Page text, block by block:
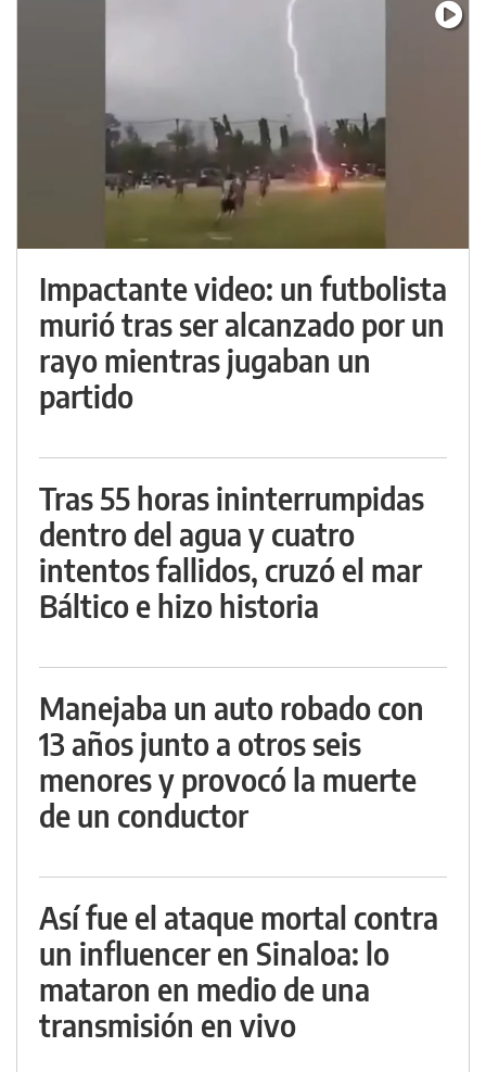
Impactante video: un futbolista
murió tras ser alcanzado por un
rayo mientras jugaban un
partido
Tras 55 horas ininterrumpidas
dentro del agua y cuatro
intentos fallidos, cruzó el mar
Báltico e hizo historia
Manejaba un auto robado con
13 años junto a otros seis
menores y provocó la muerte
de un conductor
Así fue el ataque mortal contra
un influencer en Sinaloa: lo
mataron en medio de una
transmisión en vivo